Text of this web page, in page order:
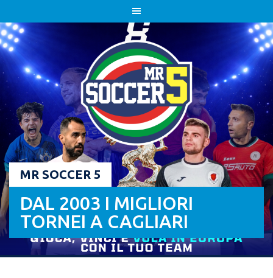
to
content
MR SOCCER 5
DAL 2003 I MIGLIORI
TORNEI A CAGLIARI